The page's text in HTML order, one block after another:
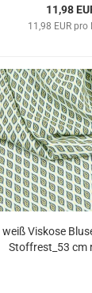
11,98
11,98 EUR pro
Viskose
Stoffrest_53 cm